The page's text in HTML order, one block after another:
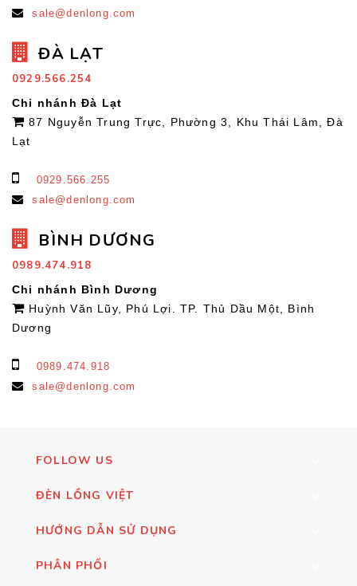
sale@denlong.com
ĐÀ LẠT
0929.566.254
Chi nhánh Đà Lạt
87 Nguyễn Trung Trực, Phường 3, Khu Thái Lâm, Đà
Lạt
0929.566.255
sale@denlong.com
BÌNH DƯƠNG
0989.474.918
Chi nhánh Bình Dương
Huỳnh Văn Lũy, Phú Lợi. TP. Thủ Dầu Một, Bình
Dương
0989.474.918
sale@denlong.com
FOLLOW US
ĐÈN LỒNG VIỆT
HƯỚNG DẪN SỬ DỤNG
PHÂN PHỐI